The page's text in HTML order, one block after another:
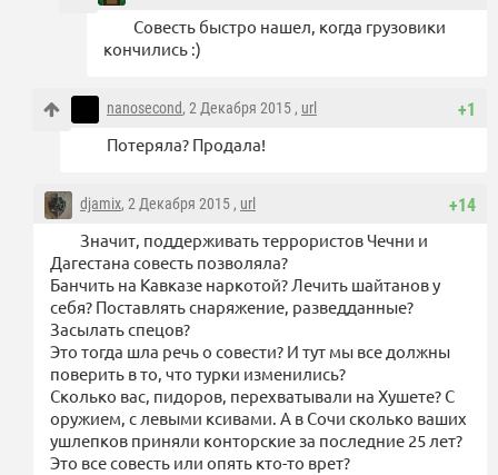
Совесть быстро нашел, когда грузовики
кончились :)
+1
nanosecond, 2 Декабря 2015 , url
Потеряла? Продала!
+14
djamix, 2 Декабря 2015 , url
Значит, поддерживать террористов Чечни и
Дагестана совесть позволяла?
Банчить на Кавказе наркотой? Лечить шайтанов у
себя? Поставлять снаряжение, разведданные?
Засылать спецов?
Это тогда шла речь о совести? И тут мы все должны
поверить в то, что турки изменились?
Сколько вас, пидоров, перехватывали на Хушете? С
оружием, с левыми ксивами. А в Сочи сколько ваших
ушлепков приняли конторские за последние 25 лет?
Это все совесть или опять кто-то врет?